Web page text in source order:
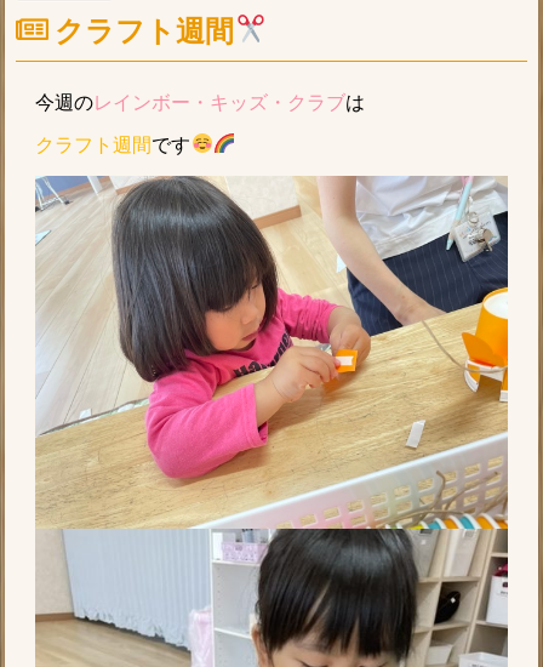
クラフト週間
今週のレインボー・キッズ・クラブは
クラフト週間です